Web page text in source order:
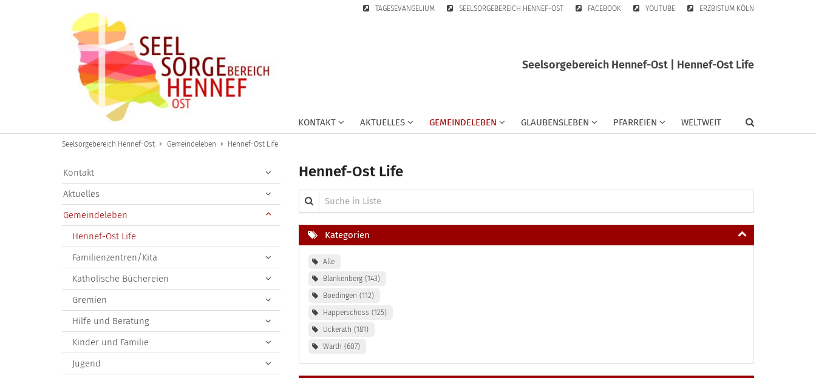
TAGESEVANGELIUM SEELSORGEBEREICH HENNEF-OST FACEBOOK YOUTUBE ERZBISTUM KÖLN
Seelsorgebereich Hennef-Ost | Hennef-Ost Life
KONTAKT AKTUELLES GEMEINDELEBEN GLAUBENSLEBEN PFARREIEN WELTWEIT
Seelsorgebereich Hennef-Ost Gemeindeleben Hennef-Ost Life
Hennef-Ost Life
Suche in Liste
Kategorien
Alle
Blankenberg 143
Boedingen
112
Happerschoss
125
Uckerath
181
Warth
607
Kontakt
Aktuelles
Gemeindeleben
Hennef-Ost Life
Familienzentren/Kita
Katholische Büchereien
Gremien
Hilfe und Beratung
Kinder und Familie
Jugend